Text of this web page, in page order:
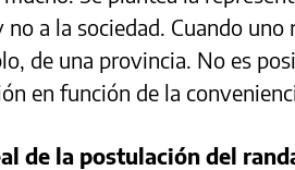
a la sociedad. Cuando uno
de una provincia. No es
en función de la
de la postulación del